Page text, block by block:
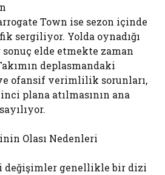
Town ise sezon içinde
sergiliyor. Yolda oynadığı
elde etmekte zaman
deplasmandaki
ofansif verimlilik sorunları,
plana atılmasının ana
Olası Nedenleri
değişimler genellikle bir dizi